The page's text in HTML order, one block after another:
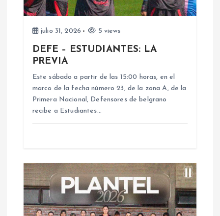
d
d
a
julio 31, 2026 5 views
DEFE – ESTUDIANTES: LA
PREVIA
Este sábado a partir de las 15:00 horas, en el
marco de la fecha número 23, de la zona A, de la
Primera Nacional, Defensores de belgrano
recibe a Estudiantes…